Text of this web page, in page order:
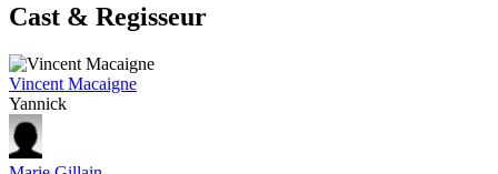
Cast & Regisseur
Vincent Macaigne
Yannick